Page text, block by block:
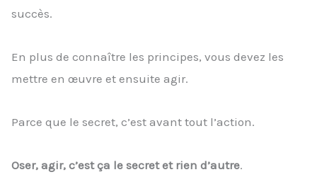
succès.
En plus de connaître les principes, vous devez les
mettre en œuvre et ensuite agir.
Parce que le secret, c’est avant tout l’action.
Oser, agir, c’est ça le secret et rien d’autre.